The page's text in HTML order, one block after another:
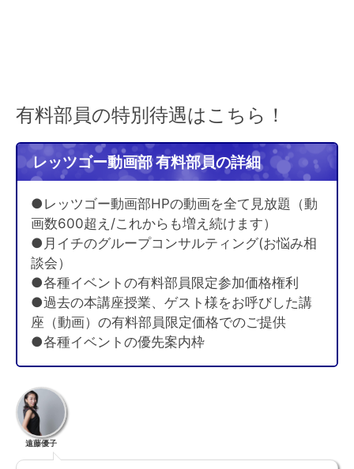
有料部員の特別待遇はこちら！
レッツゴー動画部 有料部員の詳細
●レッツゴー動画部HPの動画を全て見放題（動
画数600超え/これからも増え続けます）
●月イチのグループコンサルティング(お悩み相
談会）
●各種イベントの有料部員限定参加価格権利
●過去の本講座授業、ゲスト様をお呼びした講
座（動画）の有料部員限定価格でのご提供
●各種イベントの優先案内枠
遠藤優子